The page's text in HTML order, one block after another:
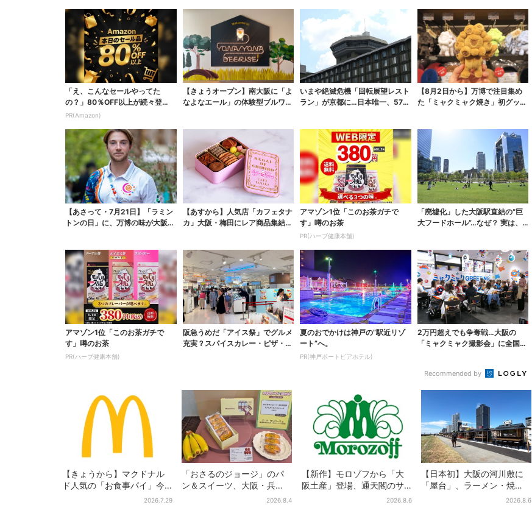
「え、こんなセールやってた
の？」80％OFF以上が続々登
場！Amazonの本気が...
PR(Amazon)
【きょうオープン】南大阪に「よ
なよなエール」の体験型ブルワリ
いまや絶滅危機「回転展望レスト
ラン」が京都に…日本唯一、57年
【8月2日から】万博で注目集め
た「ミャクミャク焼き」初グッズ
【あさって・7月21日】「ラミン
トンの日」に、万博の味が大阪で
【あすから】人気店「カフェタナ
カ」大阪・梅田にレア商品集結…
アマゾン1位「このお茶ガチで
す」噂のお茶
PR(ハーブ健康本舗)
「廃墟化」した大阪駅直結の“巨
大フードホール”…なぜ？ 実は、
アマゾン1位「このお茶ガチで
す」噂のお茶
PR(ハーブ健康本舗)
阪急うめだ「アイス祭」でグルメ
充実？スパイスカレー・ピザ・ポ
夏のおでかけは神戸の”駅近リゾ
ート”へ。
PR(神戸ポートピアホテル)
2万円超えでも争奪戦…大阪の
「ミャクミャク撮影会」に全国か
Recommended by
【きょうから】マクドナル
ド人気の「お食事パイ」今
年も登場、熱々とろ～り夏
2026.7.29
「おさるのジョージ」のパ
ン＆スイーツ、大阪・兵
庫・京都限定で【きょうか
2026.8.4
【新作】モロゾフから「大
阪土産」登場、通天閣のサ
クサクスイーツ 6カ所で順2026.8.6
【日本初】大阪の河川敷に
「屋台」、ラーメン・焼
肉・しゃぶしゃぶ・カフェ
2026.8.6